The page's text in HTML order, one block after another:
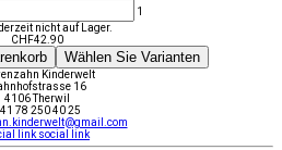
1
nicht auf Lager.
CHF42.90
Wählen Sie Varianten
Kinderwelt
16
4106 Therwil
78 250 40 25
link social link